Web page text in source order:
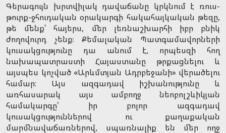
Գերագույն խրտվիլակ դավաճանը կրկնում է ռուս-
թուրք-ջհուդական օրակարգի հակահայկական թեզը,
թե մենք՝ հայերս, մեր լեռնաշխարհի իբր բնիկ
ժողովուրդ չենք։ Քեմալական Պատգամավորների
կուսակցությունը դա անում է, որպեսզի հող
նախապատրաստի Հայաստանը թրքացնելու և
այսպես կոչված «Արևմտյան Ադրբեջանի» վերածելու
համար։ Այս ազգադավ իշխանությունը և
առհասարակ այս ամբողջ նեոբոլշևիկյան
համակարգը՝ իր բոլոր ազգադավ
կուսակցություններով ու քաղաքական
մարմնավաճառներով, սպառնալիք են մեր ողջ